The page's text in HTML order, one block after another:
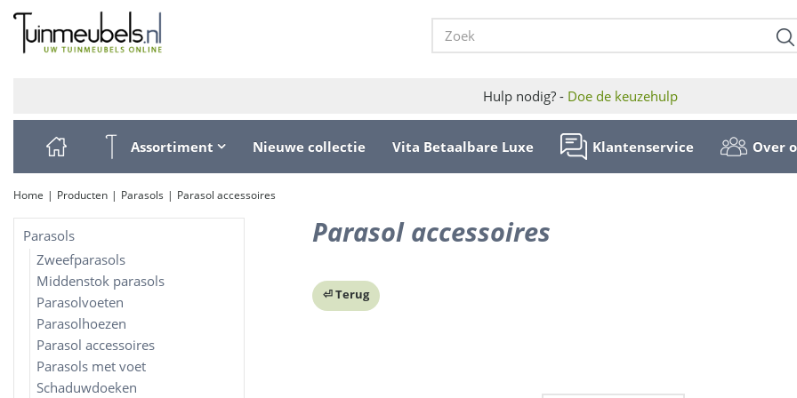
Ga
naar
content
Home Producten Parasols Parasol accessoires
Hulp nodig? - Doe de keuzehulp
Assortiment Nieuwe collectie Vita Betaalbare Luxe Klantenservice Over
Parasol accessoires
⏎ Terug
Parasols
Zweefparasols
Middenstok parasols
Parasolvoeten
Parasolhoezen
Parasol accessoires
Parasols met voet
Schaduwdoeken